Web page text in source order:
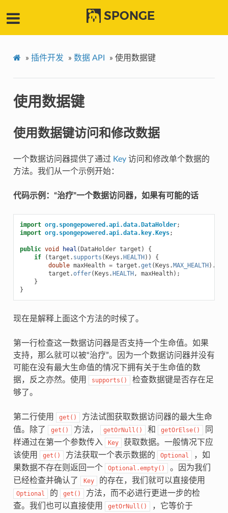
SPONGE
» 插件开发 » 数据 API » 使用数据键
使用数据键
使用数据键访问和修改数据
一个数据访问器提供了通过 Key访问和修改单个数据的
方法。我们从一个示例开始：
代码示例：“治疗”一个数据访问器，如果有可能的话
import org.spongepowered.api.data.DataHolder;
import org.spongepowered.api.data.key.Keys;
public void heal ( DataHolder target )
{
if
(target . supports ( Keys . HEALTH ))
{
double maxHealth = target .get ( Keys . MAX_HEALTH ).
target .offer( Keys . HEALTH , maxHealth);
}
}
现在是解释上面这个方法的时候了。
第一行检查这一数据访问器是否支持一个生命值。如果
支持，那么就可以被“治疗”。因为一个数据访问器并没有
可能在没有最大生命值的情况下拥有关于生命值的数
据，反之亦然。使用
supports()
检查数据键是否存在足
够了。
第二行使用 get()
方法试图获取数据访问器的最大生命
值。除了
get() 方法， getOrNull() 和 getOrElse()
同
样通过在第一个参数传入
Key
获取数据。一般情况下应
该使用
get() 方法获取一个表示数据的 Optional
，如
果数据不存在则返回一个
Optional.empty()
。因为我们
已经检查并确认了
Key 的存在，我们就可以直接使用
Optional 的 get()
方法，而不必进行更进一步的检
查。我们也可以直接使用
getOrNull() ，它等价于